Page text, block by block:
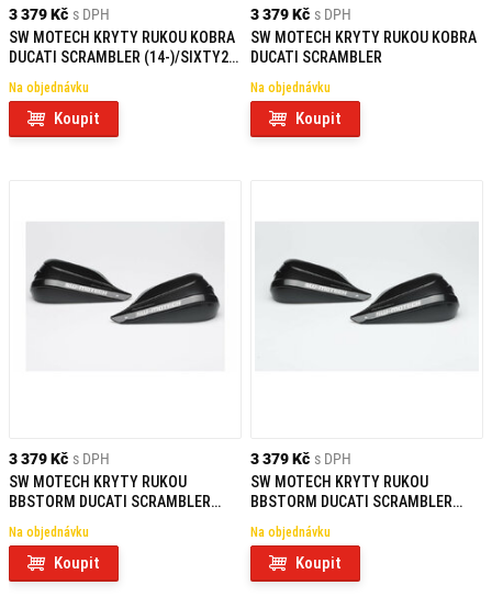
3 379 Kč s DPH
SW MOTECH KRYTY RUKOU KOBRA
DUCATI SCRAMBLER (14-)/SIXTY2
Na objednávku
Koupit
3 379 Kč s DPH
SW MOTECH KRYTY RUKOU KOBRA
DUCATI SCRAMBLER
Na objednávku
Koupit
3 379 Kč s DPH
SW MOTECH KRYTY RUKOU
BBSTORM DUCATI SCRAMBLER
Na objednávku
Koupit
3 379 Kč s DPH
SW MOTECH KRYTY RUKOU
BBSTORM DUCATI SCRAMBLER
Na objednávku
Koupit